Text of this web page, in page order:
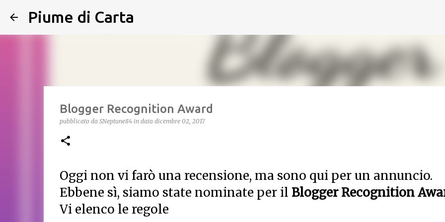
Piume di Carta
Blogger Recognition Award
pubblicato da SNeptune84 in data dicembre 02, 2017
Oggi non vi farò una recensione, ma sono qui per un annuncio.
Ebbene sì, siamo state nominate per il Blogger Recognition
Vi elenco le regole